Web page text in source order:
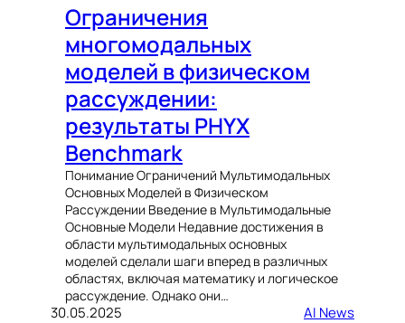
Ограничения
многомодальных
моделей в физическом
рассуждении:
результаты PHYX
Benchmark
Понимание Ограничений Мультимодальных
Основных Моделей в Физическом
Рассуждении Введение в Мультимодальные
Основные Модели Недавние достижения в
области мультимодальных основных
моделей сделали шаги вперед в различных
областях, включая математику и логическое
рассуждение. Однако они…
30.05.2025 AI News